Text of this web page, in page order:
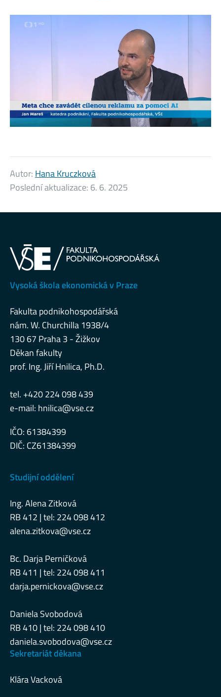
Autor: Hana Kruczková
Poslední aktualizace: 6. 6. 2025
Vysoká škola ekonomická v Praze
Fakulta podnikohospodářská
nám. W. Churchilla 1938/4
130 67 Praha 3 - Žižkov
Děkan fakulty
prof. Ing. Jiří Hnilica, Ph.D.
tel. +420 224 098 439
e-mail: hnilica@vse.cz
IČO: 61384399
DIČ: CZ61384399
Studijní oddělení
Ing. Alena Zitková
RB 412 | tel: 224 098 412
alena.zitkova@vse.cz
Bc. Darja Perničková
RB 411 | tel: 224 098 411
darja.pernickova@vse.cz
Daniela Svobodová
RB 410 | tel: 224 098 410
daniela.svobodova@vse.cz
Sekretariát děkana
Klára Vacková